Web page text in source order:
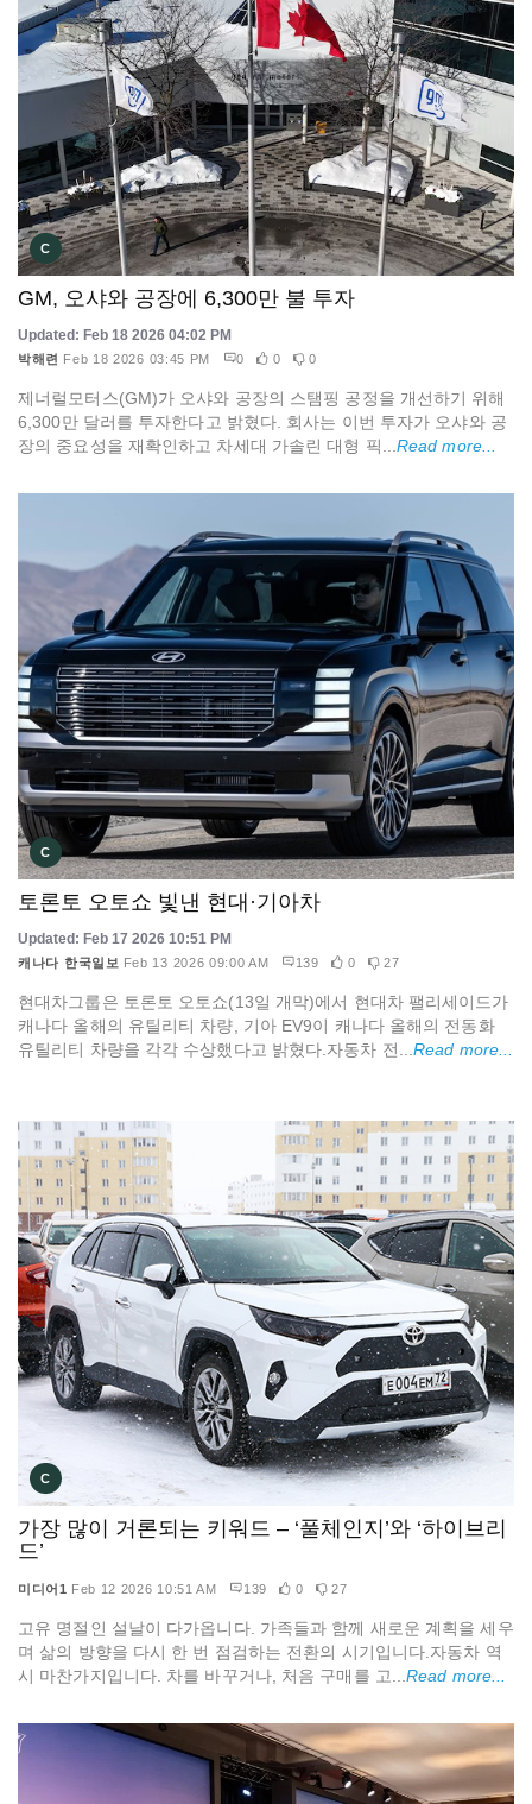
C
GM, 오샤와 공장에 6,300만 불 투자
Updated: Feb 18 2026 04:02 PM
박해련 Feb 18 2026 03:45 PM 0 0 0
제너럴모터스(GM)가 오샤와 공장의 스탬핑 공정을 개선하기 위해
6,300만 달러를 투자한다고 밝혔다. 회사는 이번 투자가 오샤와 공
장의 중요성을 재확인하고 차세대 가솔린 대형 픽... Read more...
C
토론토 오토쇼 빛낸 현대·기아차
Updated: Feb 17 2026 10:51 PM
캐나다 한국일보 Feb 13 2026 09:00 AM 139 0 27
현대차그룹은 토론토 오토쇼(13일 개막)에서 현대차 팰리세이드가
캐나다 올해의 유틸리티 차량, 기아 EV9이 캐나다 올해의 전동화
유틸리티 차량을 각각 수상했다고 밝혔다.자동차 전... Read more...
C
가장 많이 거론되는 키워드 – ‘풀체인지’와 ‘하이브리
드’
미디어1 Feb 12 2026 10:51 AM 139 0 27
고유 명절인 설날이 다가옵니다. 가족들과 함께 새로운 계획을 세우
며 삶의 방향을 다시 한 번 점검하는 전환의 시기입니다.자동차 역
시 마찬가지입니다. 차를 바꾸거나, 처음 구매를 고...Read more...